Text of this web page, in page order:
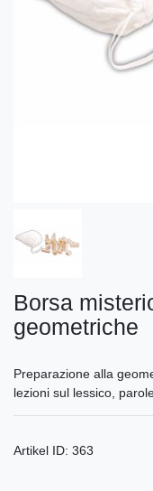
Borsa
geometriche
Preparazione alla
lezioni sul lessico,
Artikel ID: 363